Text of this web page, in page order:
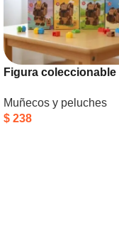
Figura coleccionable
Muñecos y peluches
$ 238